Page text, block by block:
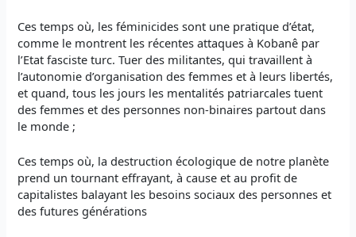
Ces temps où, les féminicides sont une pratique d’état,
comme le montrent les récentes attaques à Kobanê par
l’Etat fasciste turc. Tuer des militantes, qui travaillent à
l’autonomie d’organisation des femmes et à leurs libertés,
et quand, tous les jours les mentalités patriarcales tuent
des femmes et des personnes non-binaires partout dans
le monde ;
Ces temps où, la destruction écologique de notre planète
prend un tournant effrayant, à cause et au profit de
capitalistes balayant les besoins sociaux des personnes et
des futures générations